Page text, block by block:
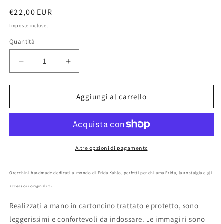
Prezzo
di
€22,00 EUR
Imposte incluse.
Quantità
Diminuisci
quantità
per
Frida
e
Aumenta
quantità
per
Orecchini
Frida
blu
e
oro
Aggiungi al carrello
Altre opzioni di pagamento
Orecchini handmade dedicati al mondo di Frida Kahlo, perfetti per chi ama Frida, la nostalgia e gli
accessori originali ✨
Realizzati a mano in cartoncino trattato e protetto, sono
leggerissimi e confortevoli da indossare. Le immagini sono